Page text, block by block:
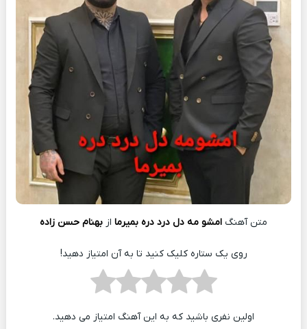
متن آهنگ امشو مه دل درد دره بمیرما از بهنام حسن زاده
روی یک ستاره کلیک کنید تا به آن امتیاز دهید!
اولین نفری باشید که به این آهنگ امتیاز می دهید.